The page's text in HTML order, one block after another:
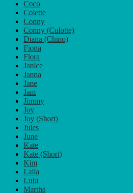
Coco
Colette
Conny
Conny (Culotte)
Diana (Chino)
Fiona
Flora
Janice
Janna
Jane
Jani
Jimmy
Joy
Joy (Short)
Jules
June
Kate
Kate (Short)
Kim
Laila
Lulu
Martha